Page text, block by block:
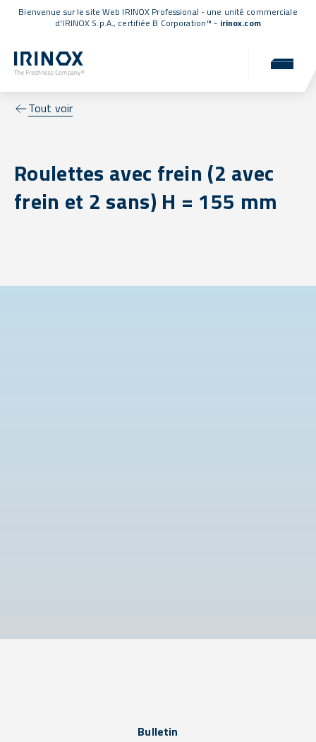
Bienvenue sur le site Web IRINOX Professional - une unité commerciale
d'IRINOX S.p.A., certifiée B Corporation™ - irinox.com
Tout voir
Roulettes avec frein (2 avec
frein et 2 sans) H = 155 mm
Bulletin